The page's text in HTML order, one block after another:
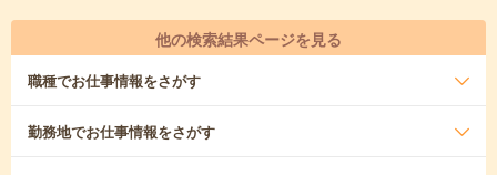
他の検索結果ページを見る
職種でお仕事情報をさがす
勤務地でお仕事情報をさがす